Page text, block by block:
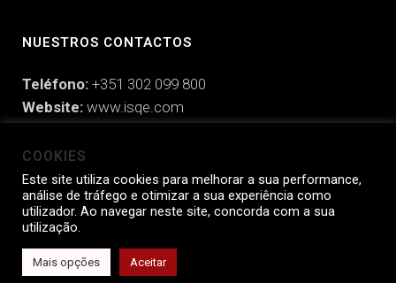
NUESTROS CONTACTOS
Teléfono: +351 302 099 800
Website: www.isqe.com
ISQe Engaging People © 2025 |
Prevención de la Corrupción
COOKIES
Este site utiliza cookies para melhorar a sua performance,
análise de tráfego e otimizar a sua experiência como
utilizador. Ao navegar neste site, concorda com a sua
utilização.
Mais opções Aceitar